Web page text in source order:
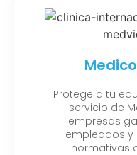
Protege a tu
servicio de
empresas
empleados y
normativas